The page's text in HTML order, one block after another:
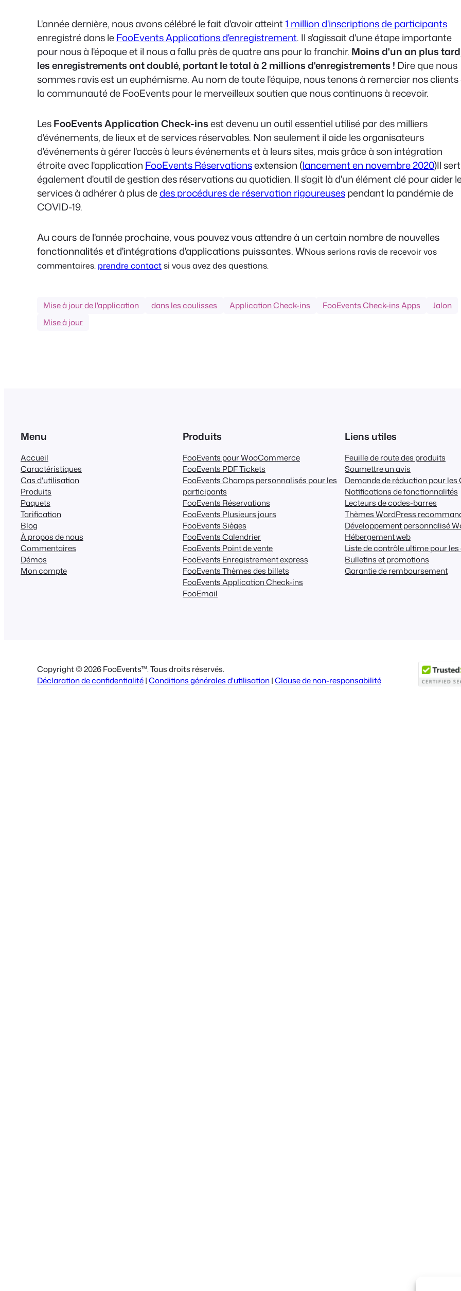
L'année dernière, nous avons célébré le fait d'avoir atteint1 million d'inscriptions de participants
enregistré dans leFooEvents Applications d'enregistrement. Il s'agissait d'une étape importante
pour nous à l'époque et il nous a fallu près de quatre ans pour la franchir. Moins d'un an plus
les enregistrements ont doublé, portant le total à 2 millions d'enregistrements ! Dire que nous
sommes ravis est un euphémisme. Au nom de toute l'équipe, nous tenons à remercier nos clients
la communauté de FooEvents pourle merveilleux soutien que nous continuons à recevoir.
LesFooEvents Application Check-insest devenu un outil essentiel utilisé par des milliers
d'événements, de lieux et de services réservables. Non seulement il aide les organisateurs
d'événements à gérer l'accès à leurs événements et à leurs sites, mais grâce à son intégration
étroite avec l'application FooEvents Réservationsextension (lancement en novembre 2020)Il sert
également d'outil de gestion des réservations au quotidien. Il s'agit là d'un élément clé pour aider
services à adhérer à plus dedes procédures de réservation rigoureusespendant la pandémie de
COVID-19.
Au cours de l'année prochaine, vous pouvez vous attendre à un certain nombre de nouvelles
fonctionnalités et d'intégrations d'applications puissantes. WNous serions ravis de recevoir vos
commentaires. prendre contactsi vous avez des questions.
Mise à jour de l'application dans les coulisses Application Check-ins FooEvents Check-ins Apps
Jalon
Mise à jour
Menu
Accueil
Caractéristiques
Cas d'utilisation
Produits
Paquets
Tarification
Blog
À propos de nous
Commentaires
Démos
Mon compte
Produits
FooEvents pour WooCommerce
FooEvents PDF Tickets
FooEvents Champs personnalisés pour les
participants
FooEvents Réservations
FooEvents Plusieurs jours
FooEvents Sièges
FooEvents Calendrier
FooEvents Point de vente
FooEvents Enregistrement express
FooEvents Thèmes des billets
FooEvents Application Check-ins
FooEmail
Liens utiles
Feuille de route des produits
Soumettre un avis
Demande de réduction pour les
Notifications de fonctionnalités
Lecteurs de codes-barres
Thèmes WordPress
Développement personnalisé
Hébergement web
Liste de contrôle ultime pour
Bulletins et promotions
Garantie de remboursement
Copyright © 2026 FooEvents™. Tous droits réservés.
Déclaration de confidentialité|Conditions générales d'utilisation|Clause de non-responsabilité